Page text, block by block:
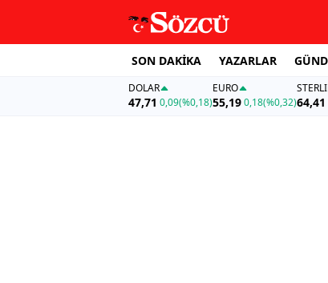
SON DAKİKA YAZARLAR
DOLAR
47,71 0,09(%0,18)
EURO
55,19 0,18(%0,32)64,41